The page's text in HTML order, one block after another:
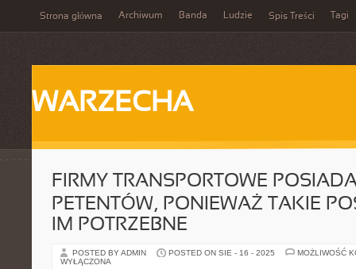
Strona główna Archiwum Banda Ludzie Spis Treści Tagi
WARZECHA
FIRMY TRANSPORTOWE
PETENTÓW, PONIEWAŻ TAKIE
IM POTRZEBNE
POSTED BY ADMIN POSTED ON SIE - 16 - 2025
MOŻLIWOŚĆ
WYŁĄCZONA